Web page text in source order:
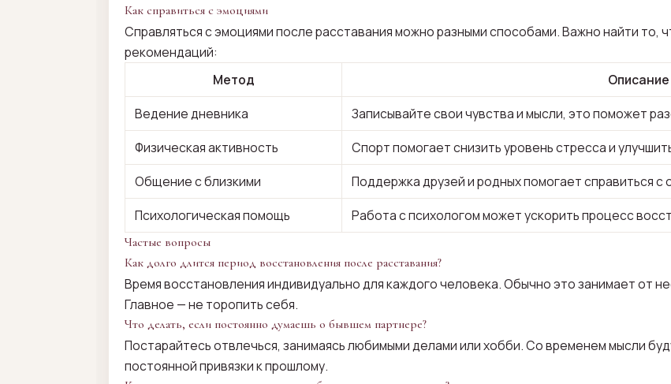
Как справиться с эмоциями
Справляться с эмоциями после расставания можно разными способами. Важно найти то,
рекомендаций:
Метод
Описание
Ведение дневника
Записывайте свои чувства и мысли, это поможет
Физическая активность
Спорт помогает снизить уровень стресса и
Общение с близкими
Поддержка друзей и родных помогает справиться с
Психологическая помощь
Работа с психологом может ускорить процесс
Частые вопросы
Как долго длится период восстановления после расставания?
Время восстановления индивидуально для каждого человека. Обычно это занимает от
Главное — не торопить себя.
Что делать, если постоянно думаешь о бывшем партнере?
Постарайтесь отвлечься, занимаясь любимыми делами или хобби. Со временем мысли
постоянной привязки к прошлому.